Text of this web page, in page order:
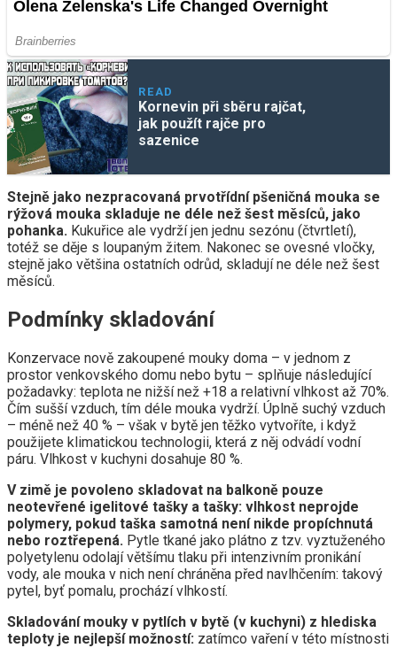
READ
Kornevin při sběru rajčat,
jak použít rajče pro
sazenice
Stejně jako nezpracovaná prvotřídní pšeničná mouka se
rýžová mouka skladuje ne déle než šest měsíců, jako
pohanka. Kukuřice ale vydrží jen jednu sezónu (čtvrtletí),
totéž se děje s loupaným žitem. Nakonec se ovesné vločky,
stejně jako většina ostatních odrůd, skladují ne déle než šest
měsíců.
Podmínky skladování
Konzervace nově zakoupené mouky doma – v jednom z
prostor venkovského domu nebo bytu – splňuje následující
požadavky: teplota ne nižší než +18 a relativní vlhkost až 70%.
Čím sušší vzduch, tím déle mouka vydrží. Úplně suchý vzduch
– méně než 40 % – však v bytě jen těžko vytvoříte, i když
použijete klimatickou technologii, která z něj odvádí vodní
páru. Vlhkost v kuchyni dosahuje 80 %.
V zimě je povoleno skladovat na balkoně pouze
neotevřené igelitové tašky a tašky: vlhkost neprojde
polymery, pokud taška samotná není nikde propíchnutá
nebo roztřepená. Pytle tkané jako plátno z tzv. vyztuženého
polyetylenu odolají většímu tlaku při intenzivním pronikání
vody, ale mouka v nich není chráněna před navlhčením: takový
pytel, byť pomalu, prochází vlhkostí.
Skladování mouky v pytlích v bytě (v kuchyni) z hlediska
teploty je nejlepší možností: zatímco vaření v této místnosti